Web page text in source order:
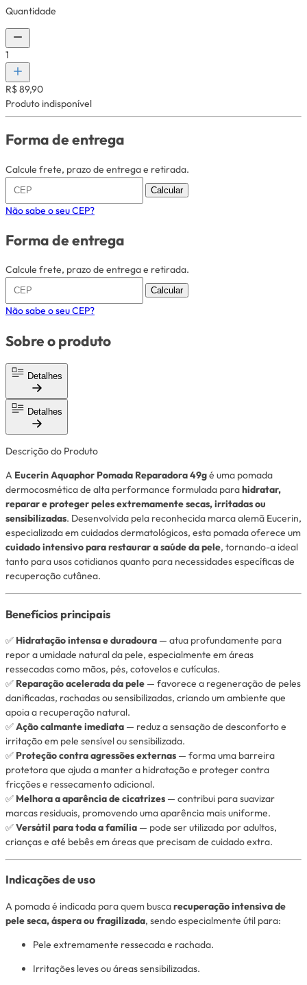
Quantidade
1
R$ 89,90
Produto indisponível
Forma de entrega
Calcule frete, prazo de entrega e retirada.
Calcular
Não sabe o seu CEP?
Forma de entrega
Calcule frete, prazo de entrega e retirada.
Calcular
Não sabe o seu CEP?
Sobre o produto
Detalhes
Detalhes
Descrição do Produto
A Eucerin Aquaphor Pomada Reparadora 49gé uma pomada
dermocosmética de alta performance formulada parahidratar,
reparar e proteger peles extremamente secas, irritadas ou
sensibilizadas. Desenvolvida pela reconhecida marca alemã Eucerin,
especializada em cuidados dermatológicos, esta pomada oferece um
cuidado intensivo para restaurar a saúde da pele, tornando-a ideal
tanto para usos cotidianos quanto para necessidades específicas de
recuperação cutânea.
Benefícios principais
✅ Hidratação intensa e duradoura — atua profundamente para
repor a umidade natural da pele, especialmente em áreas
ressecadas como mãos, pés, cotovelos e cutículas.
✅ Reparação acelerada da pele — favorece a regeneração de peles
danificadas, rachadas ou sensibilizadas, criando um ambiente que
apoia a recuperação natural.
✅Ação calmante imediata — reduz a sensação de desconforto e
irritação em pele sensível ou sensibilizada.
✅ Proteção contra agressões externas — forma uma barreira
protetora que ajuda a manter a hidratação e proteger contra
fricções e ressecamento adicional.
✅ Melhora a aparência de cicatrizes — contribui para suavizar
marcas residuais, promovendo uma aparência mais uniforme.
✅Versátil para toda a família — pode ser utilizada por adultos,
crianças e até bebês em áreas que precisam de cuidado extra.
Indicações de uso
A pomada é indicada para quem buscarecuperação intensiva de
pele seca, áspera ou fragilizada, sendo especialmente útil para:
Pele extremamente ressecada e rachada.
Irritações leves ou áreas sensibilizadas.